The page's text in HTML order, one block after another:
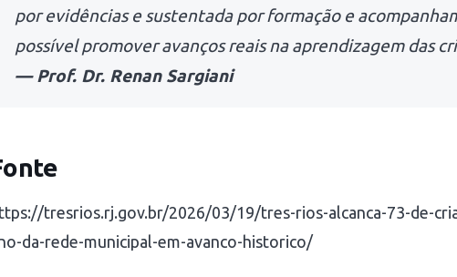
por evidências e sustentada por formação e
possível promover avanços reais na aprendizagem das
— Prof. Dr. Renan Sargiani
tresrios.rj.gov.br/2026/03/19/tres-rios-alcanca-73-de-
da-rede-municipal-em-avanco-historico/